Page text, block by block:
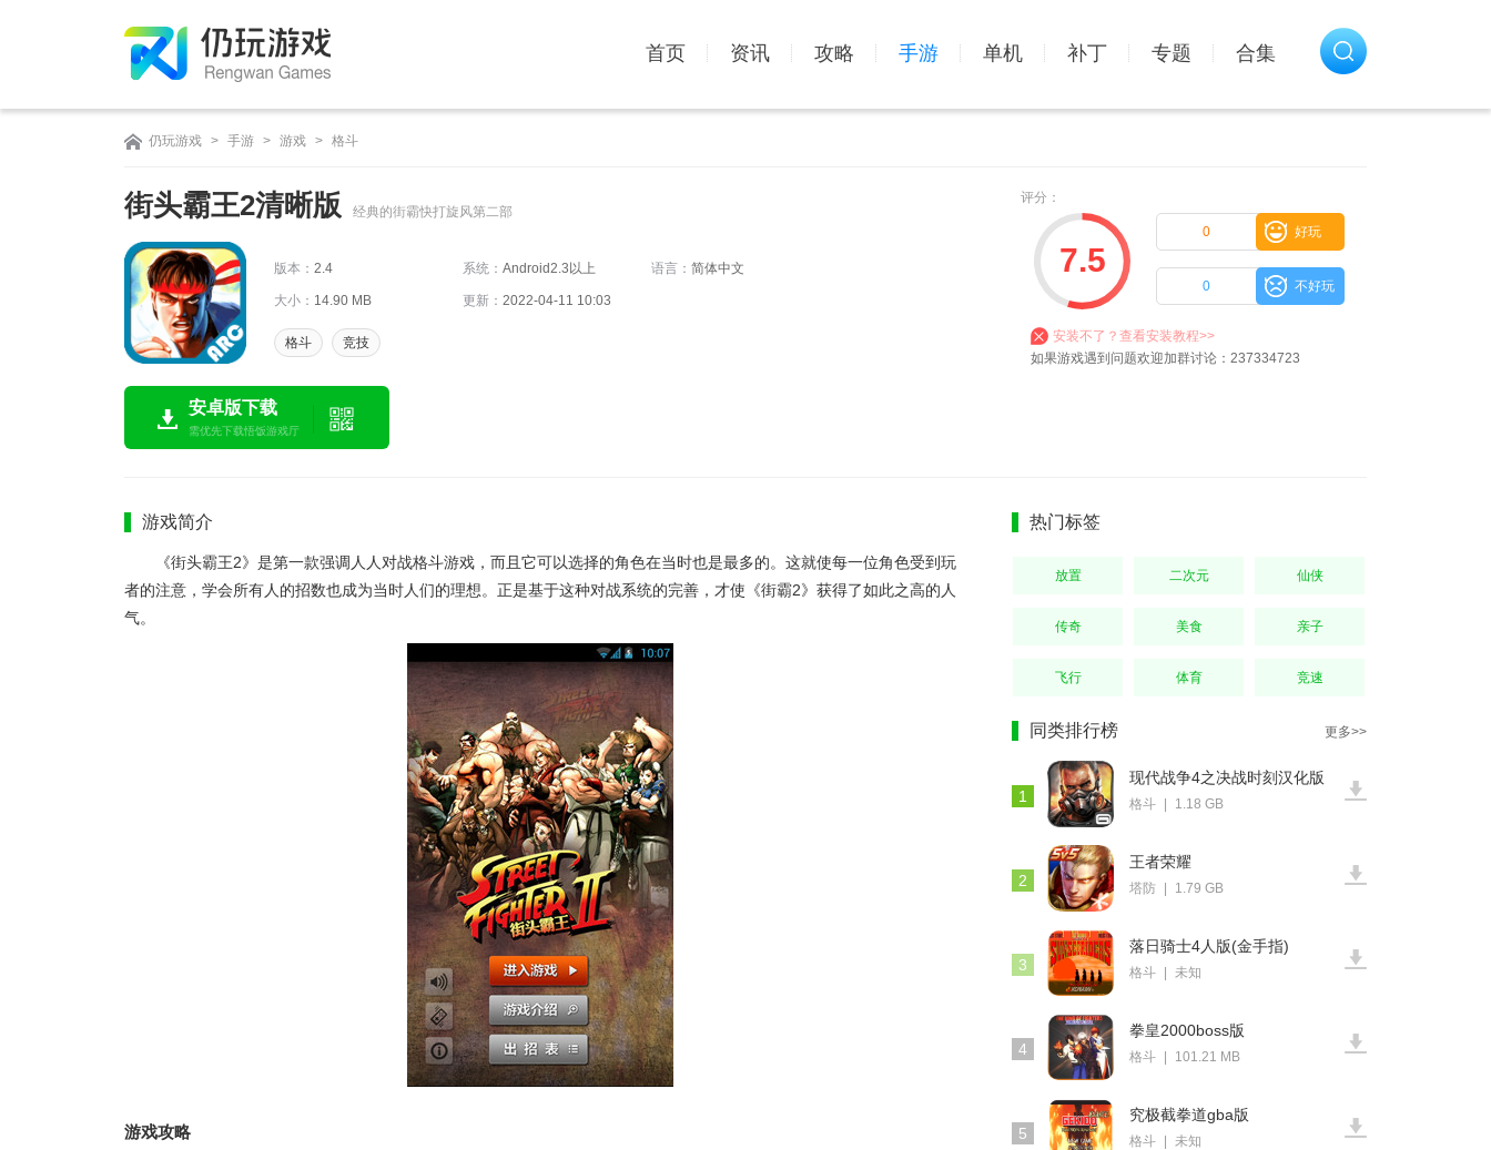
首页 资讯 攻略 手游 单机 补丁 专题 合集
仍玩游戏 > 手游 > 游戏 > 格斗
评分：
7.5
好玩
0
不好玩
0
街头霸王2清晰版 经典的街霸快打旋风第二部
版本： 2.4 系统： Android2.3以上 语言： 简体中文
大小： 14.90 MB 更新： 2022-04-11 10:03
格斗 竞技
安卓版下载
需优先下载悟饭游戏厅
安装不了？查看安装教程>>
如果游戏遇到问题欢迎加群讨论：237334723
游戏简介
《街头霸王2》是第一款强调人人对战格斗游戏，而且它可以选择的角色在当时也是最多的。这就使每一位角色受到玩
者的注意，学会所有人的招数也成为当时人们的理想。正是基于这种对战系统的完善，才使《街霸2》获得了如此之高的人
气。
游戏攻略
热门标签
放置 二次元 仙侠
传奇 美食 亲子
飞行 体育 竞速
同类排行榜 更多>>
1
现代战争4之决战时刻汉化版
格斗 1.18 GB
2
王者荣耀
塔防 1.79 GB
3
落日骑士4人版(金手指)
格斗 未知
4
拳皇2000boss版
格斗 101.21 MB
5
究极截拳道gba版
格斗 未知